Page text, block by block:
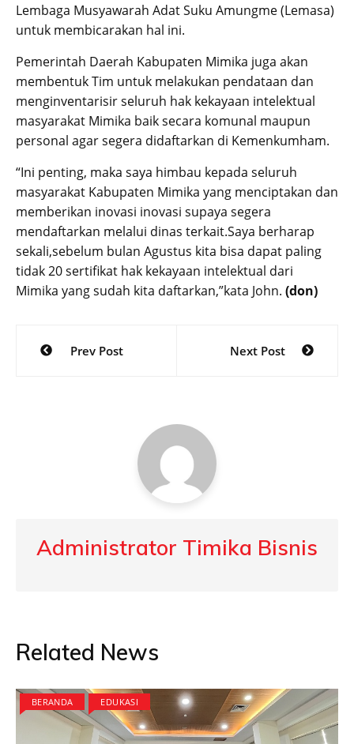
Lembaga Musyawarah Adat Suku Amungme (Lemasa)
untuk membicarakan hal ini.
Pemerintah Daerah Kabupaten Mimika juga akan
membentuk Tim untuk melakukan pendataan dan
menginventarisir seluruh hak kekayaan intelektual
masyarakat Mimika baik secara komunal maupun
personal agar segera didaftarkan di Kemenkumham.
“Ini penting, maka saya himbau kepada seluruh
masyarakat Kabupaten Mimika yang menciptakan dan
memberikan inovasi inovasi supaya segera
mendaftarkan melalui dinas terkait.Saya berharap
sekali,sebelum bulan Agustus kita bisa dapat paling
tidak 20 sertifikat hak kekayaan intelektual dari
Mimika yang sudah kita daftarkan,”kata John. (don)
Post
navigation
Prev Post Next Post
Administrator Timika Bisnis
Related News
BERANDA EDUKASI